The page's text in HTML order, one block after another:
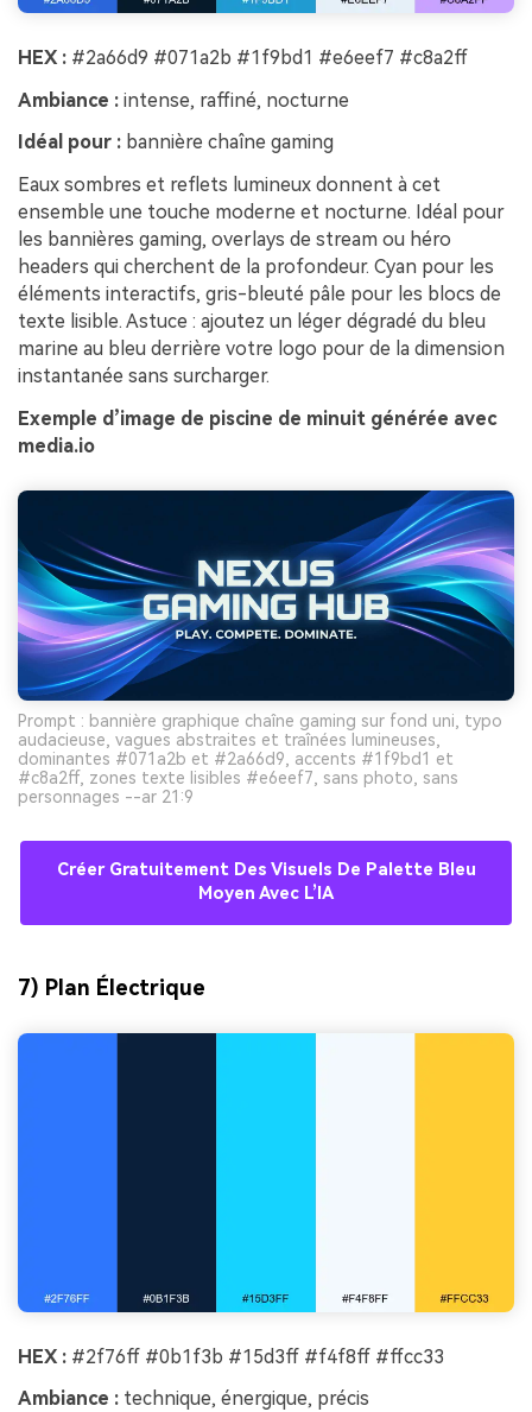
HEX : #2a66d9 #071a2b #1f9bd1 #e6eef7 #c8a2ff
Ambiance : intense, raffiné, nocturne
Idéal pour : bannière chaîne gaming
Eaux sombres et reflets lumineux donnent à cet
ensemble une touche moderne et nocturne. Idéal pour
les bannières gaming, overlays de stream ou héro
headers qui cherchent de la profondeur. Cyan pour les
éléments interactifs, gris-bleuté pâle pour les blocs de
texte lisible. Astuce : ajoutez un léger dégradé du bleu
marine au bleu derrière votre logo pour de la dimension
instantanée sans surcharger.
Exemple d’image de piscine de minuit générée avec
media.io
Prompt : bannière graphique chaîne gaming sur fond uni, typo
audacieuse, vagues abstraites et traînées lumineuses,
dominantes #071a2b et #2a66d9, accents #1f9bd1 et
#c8a2ff, zones texte lisibles #e6eef7, sans photo, sans
personnages --ar 21:9
Créer Gratuitement Des Visuels De Palette Bleu
Moyen Avec L’IA
7) Plan Électrique
HEX : #2f76ff #0b1f3b #15d3ff #f4f8ff #ffcc33
Ambiance : technique, énergique, précis